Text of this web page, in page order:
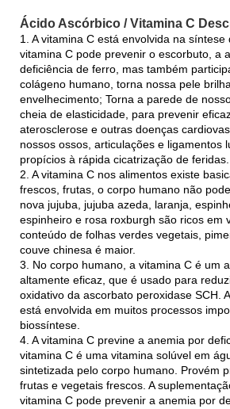
Ácido Ascórbico / Vitamina C
1. A vitamina C está envolvida na síntese
vitamina C pode prevenir o escorbuto, a
deficiência de ferro, mas também
colágeno humano, torna nossa pele
envelhecimento; Torna a parede de
cheia de elasticidade, para prevenir
aterosclerose e outras doenças
nossos ossos, articulações e ligamentos
propícios à rápida cicatrização de feridas.
2. A vitamina C nos alimentos existe
frescos, frutas, o corpo humano não
nova jujuba, jujuba azeda, laranja,
espinheiro e rosa roxburgh são ricos em
conteúdo de folhas verdes vegetais,
couve chinesa é maior.
3. No corpo humano, a vitamina C é um
altamente eficaz, que é usado para
oxidativo da ascorbato peroxidase SCH.
está envolvida em muitos processos
biossíntese.
4. A vitamina C previne a anemia por
vitamina C é uma vitamina solúvel em
sintetizada pelo corpo humano. Provém
frutas e vegetais frescos. A
vitamina C pode prevenir a anemia por